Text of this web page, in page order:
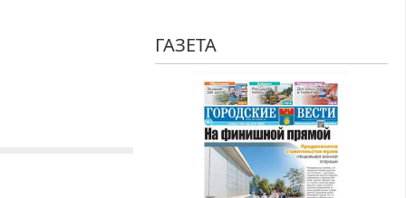
ГАЗЕТА